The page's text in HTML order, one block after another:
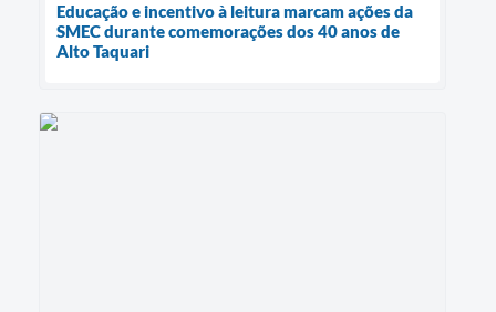
Educação e incentivo à leitura marcam ações da
SMEC durante comemorações dos 40 anos de
Alto Taquari